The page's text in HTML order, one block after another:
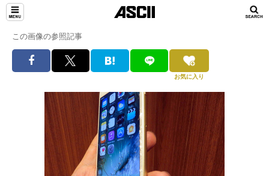
この画像の参照記事
お気に入り